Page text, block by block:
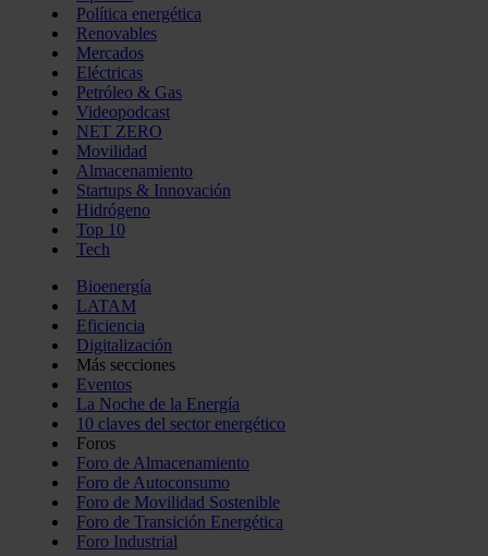
Política energética
Renovables
Mercados
Eléctricas
Petróleo & Gas
Videopodcast
NET ZERO
Movilidad
Almacenamiento
Startups & Innovación
Hidrógeno
Top 10
Tech
Bioenergía
LATAM
Eficiencia
Digitalización
Más secciones
Eventos
La Noche de la Energía
10 claves del sector energético
Foros
Foro de Almacenamiento
Foro de Autoconsumo
Foro de Movilidad Sostenible
Foro de Transición Energética
Foro Industrial